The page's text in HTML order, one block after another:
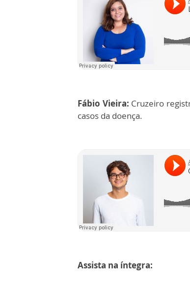
Fábio Vieira: Cruzeiro
casos da doença.
Assista na íntegra: